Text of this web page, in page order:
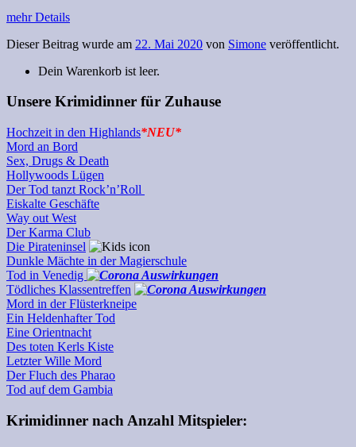
mehr Details
Dieser Beitrag wurde am 22. Mai 2020 von Simone veröffentlicht.
Dein Warenkorb ist leer.
Unsere Krimidinner für Zuhause
Hochzeit in den Highlands*NEU*
Mord an Bord
Sex, Drugs & Death
Hollywoods Lügen
Der Tod tanzt Rock’n’Roll
Eiskalte Geschäfte
Way out West
Der Karma Club
Die Pirateninsel
Dunkle Mächte in der Magierschule
Tod in Venedig
Tödliches Klassentreffen
Mord in der Flüsterkneipe
Ein Heldenhafter Tod
Eine Orientnacht
Des toten Kerls Kiste
Letzter Wille Mord
Der Fluch des Pharao
Tod auf dem Gambia
Krimidinner nach Anzahl Mitspieler: